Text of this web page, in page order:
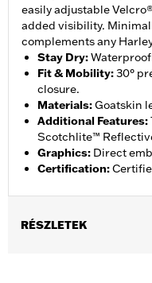
easily adjustable
added visibility.
complements any
Stay Dry:
Fit & Mobility:30°
closure.
Materials:Goatskin
Additional Features:
Scotchlite™
Graphics: Direct
Certification:
RÉSZLETEK